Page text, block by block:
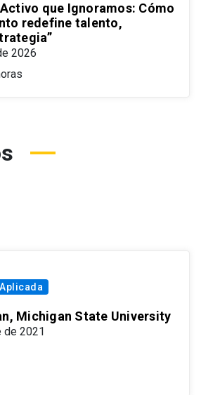
que Ignoramos: Cómo
redefine talento,
2026
Michigan State University
de 2021